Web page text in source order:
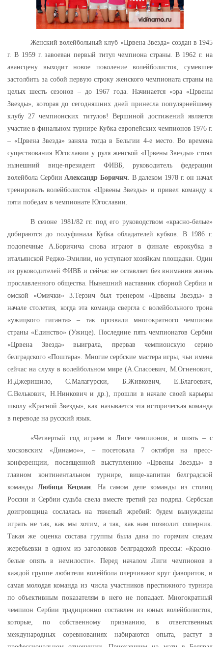
Женский волейбольный клуб «Црвена Звезда» создан в 1945
г. В 1959 г. завоеван первый титул чемпиона страны. В 1962 г. на
авансцену выходит новое поколение волейболисток, сумевшее
застолбить за собой первую строку женского чемпионата страны на
целых шесть сезонов – до 1967 года. Начинается «эра «Црвены
Звезды», которая до сегодняшних дней принесла популярнейшему
клубу 27 чемпионских титулов! Вершиной достижений является
участие в финальном турнире Кубка европейских чемпионов 1976 г.
– «Црвена Звезда» заняла тогда в Бельгии 4-е место. Во времена
существования Югославии у руля женской «Црвены Звезды» стоял
нынешний вице-президент ФИВБ, руководитель федерации
волейбола Сербии Александр Боричич . В далеком 1978 г. он начал
тренировать волейболисток «Црвены Звезды» и привел команду к
пяти победам в чемпионате Югославии.
В сезоне 1981/82 гг. под его руководством «красно-белые»
добираются до полуфинала Кубка обладателей кубков. В 1986 г.
подопечные А.Боричича снова играют в финале еврокубка в
итальянской Реджо-Эмилии, но уступают хозяйкам площадки. Один
из руководителей ФИВБ и сейчас не оставляет без внимания жизнь
прославленного общества. Нынешний наставник сборной Сербии и
омской «Омички» З.Терзич был тренером «Црвены Звезды» в
начале столетия, когда эта команда свергла с волейбольного трона
«ужицкого гиганта» – так прозвали многократного чемпиона
страны «Единство» (Ужице). Последние пять чемпионатов Сербии
«Црвена Звезда» выиграла, прервав чемпионскую серию
белградского «Поштара». Многие сербские мастера игры, чьи имена
сейчас на слуху в волейбольном мире (А.Спасоевич, М.Огненович,
И.Джеришило, С.Малагурски, Б.Живкович, Е.Благоевич,
С.Велькович, Н.Нинкович и др.), прошли в начале своей карьеры
школу «Красной Звезды», как называется эта историческая команда
в переводе на русский язык.
«Четвертый год играем в Лиге чемпионов, и опять – с
московским «Динамо»», – посетовала 7 октября на пресс-
конференции, посвященной выступлению «Црвены Звезды» в
главном континентальном турнире, вице-капитан белградской
команды Любица Кецман . На самом деле команды из столиц
России и Сербии судьба свела вместе третий раз подряд. Сербская
доигровщица сослалась на тяжелый жребий: будем вынуждены
играть не так, как мы хотим, а так, как нам позволит соперник.
Такая же оценка состава группы была дана по горячим следам
жеребьевки в одном из заголовков белградской прессы: «Красно-
белые опять в немилости». Перед началом Лиги чемпионов в
каждой группе любители волейбола очерчивают круг фаворитов, и
самая молодая команда из числа участников престижного турнира
по объективным показателям в него не попадает. Многократный
чемпион Сербии традиционно составлен из юных волейболисток,
которые, по собственному признанию, в ответственных
международных соревнованиях набираются опыта, растут в